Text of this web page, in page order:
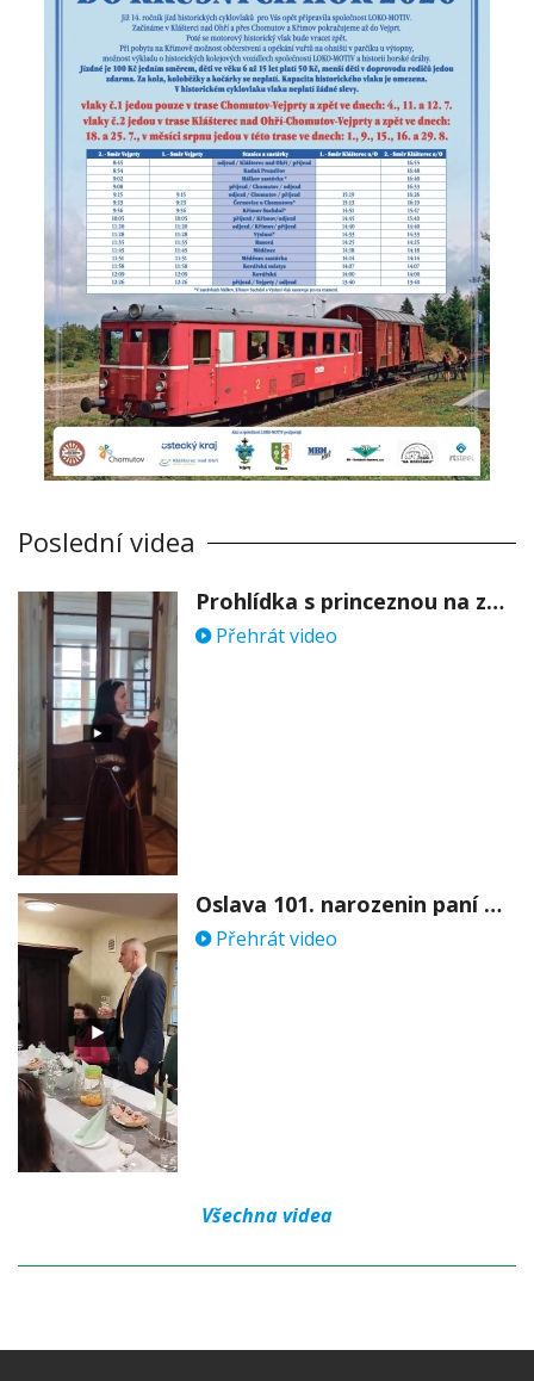
Poslední videa
Prohlídka s princeznou na zámku Stekník
Přehrát video
Oslava 101. narozenin paní Věry Skořepové
Přehrát video
Všechna videa